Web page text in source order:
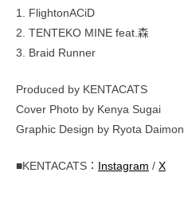
1. FlightonACiD
2. TENTEKO MINE feat.森
3. Braid Runner
Produced by KENTACATS
Cover Photo by Kenya Sugai
Graphic Design by Ryota Daimon
■KENTACATS： Instagram / X